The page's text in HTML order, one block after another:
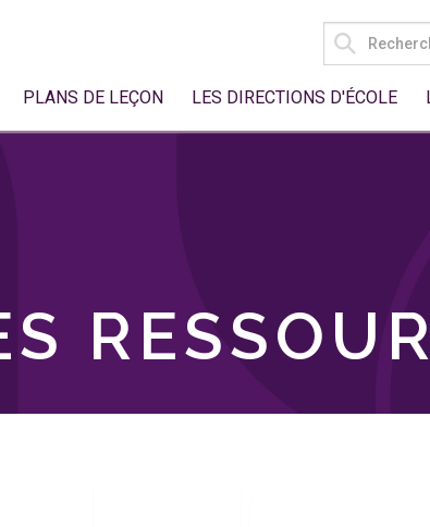
SEARCH
FOR:
PLANS DE LEÇON LES DIRECTIONS D'ÉCOLE